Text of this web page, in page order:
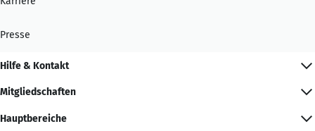
Presse
Hilfe & Kontakt
Mitgliedschaften
Hauptbereiche